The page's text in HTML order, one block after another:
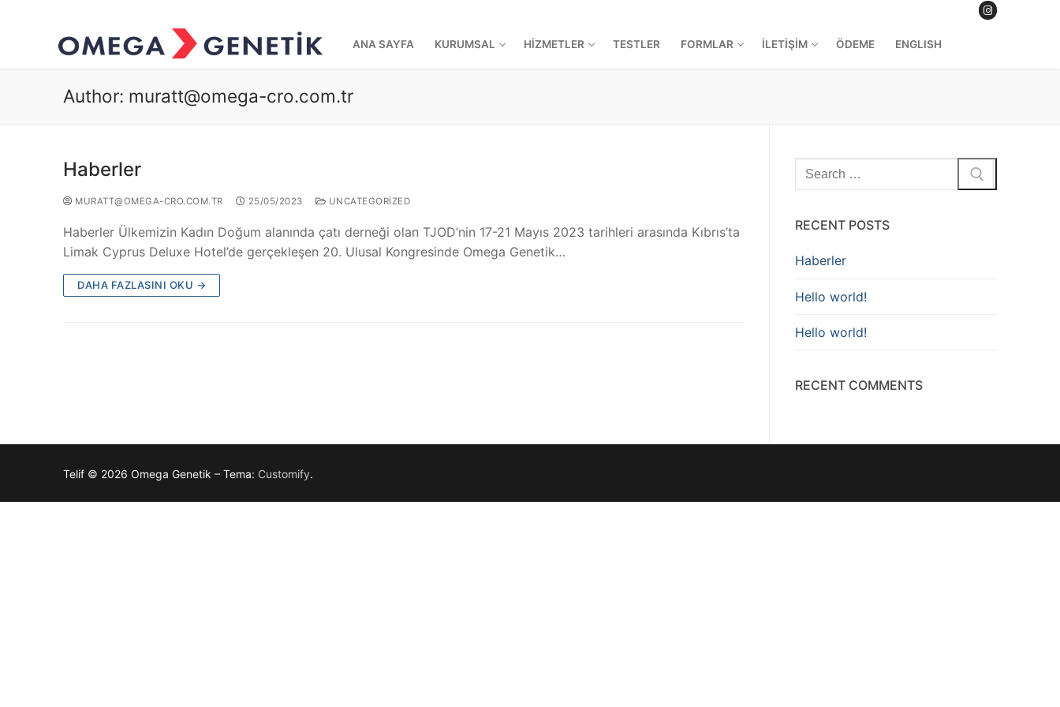
ANA SAYFA KURUMSAL HİZMETLER TESTLER FORMLAR İLETİŞİM ÖDEME ENGLISH
Author: muratt@omega-cro.com.tr
Haberler
MURATT@OMEGA-CRO.COM.TR 25/05/2023 UNCATEGORIZED
Haberler Ülkemizin Kadın Doğum alanında çatı derneği olan TJOD’nin 17-21 Mayıs 2023 tarihleri arasında Kıbrıs’ta
Limak Cyprus Deluxe Hotel’de gerçekleşen 20. Ulusal Kongresinde Omega Genetik…
DAHA FAZLASINI OKU →
RECENT POSTS
Haberler
Hello world!
Hello world!
RECENT COMMENTS
Telif © 2026 Omega Genetik – Tema: Customify.